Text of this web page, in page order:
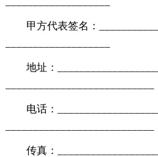
甲方代表签名：
地址：
电话：
传真：